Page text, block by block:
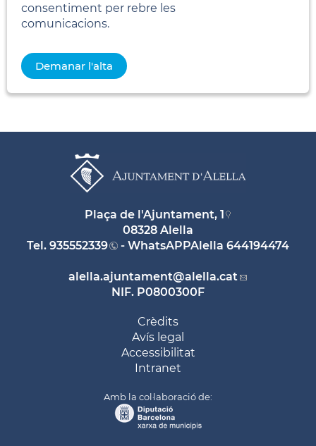
consentiment per rebre les
comunicacions.
Plaça de l'Ajuntament, 1
08328 Alella
Tel. 935552339 - WhatsAPPAlella 644194474
alella.ajuntament@alella.cat
NIF. P0800300F
Crèdits
Avís legal
Accessibilitat
Intranet
Amb la col·laboració de: